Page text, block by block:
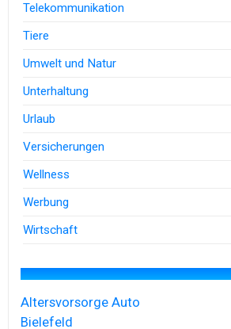
Telekommunikation
Tiere
Umwelt und Natur
Unterhaltung
Urlaub
Versicherungen
Wellness
Werbung
Wirtschaft
Altersvorsorge Auto
Bielefeld